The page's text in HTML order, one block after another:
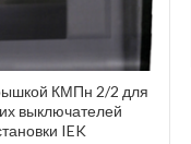
КМПн 2/2 для
выключателей
IEK